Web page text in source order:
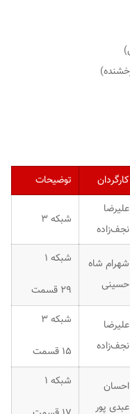
کارگردان توضیحات
علیرضا
نجف‌زاده
شبکه ۳
شهرام شاه
حسینی
شبکه ۱
۲۹ قسمت
علیرضا
نجف‌زاده
شبکه ۳
۱۵ قسمت
احسان
عبدی پور
شبکه ۱